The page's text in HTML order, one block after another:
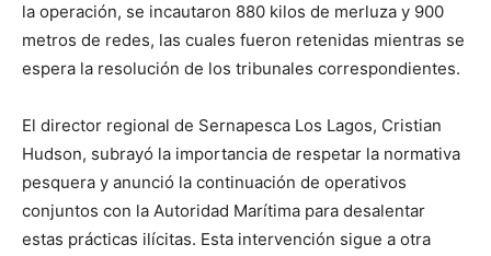
la operación, se incautaron 880 kilos de merluza y 900
metros de redes, las cuales fueron retenidas mientras se
espera la resolución de los tribunales correspondientes.
El director regional de Sernapesca Los Lagos, Cristian
Hudson, subrayó la importancia de respetar la normativa
pesquera y anunció la continuación de operativos
conjuntos con la Autoridad Marítima para desalentar
estas prácticas ilícitas. Esta intervención sigue a otra